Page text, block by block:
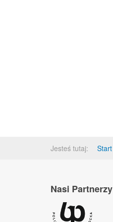
Jesteś tutaj: Start
Nasi Partnerzy